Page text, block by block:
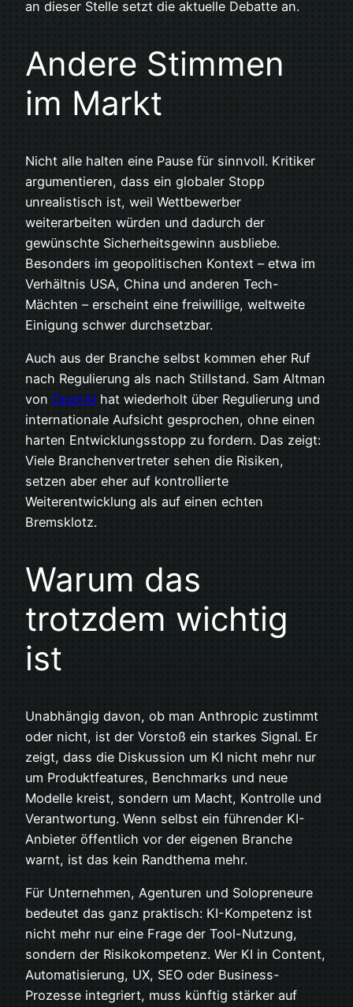
an dieser Stelle setzt die aktuelle Debatte an.
Andere Stimmen
im Markt
Nicht alle halten eine Pause für sinnvoll. Kritiker
argumentieren, dass ein globaler Stopp
unrealistisch ist, weil Wettbewerber
weiterarbeiten würden und dadurch der
gewünschte Sicherheitsgewinn ausbliebe.
Besonders im geopolitischen Kontext – etwa im
Verhältnis USA, China und anderen Tech-
Mächten – erscheint eine freiwillige, weltweite
Einigung schwer durchsetzbar.
Auch aus der Branche selbst kommen eher Ruf
nach Regulierung als nach Stillstand. Sam Altman
von OpenAI hat wiederholt über Regulierung und
internationale Aufsicht gesprochen, ohne einen
harten Entwicklungsstopp zu fordern. Das zeigt:
Viele Branchenvertreter sehen die Risiken,
setzen aber eher auf kontrollierte
Weiterentwicklung als auf einen echten
Bremsklotz.
Warum das
trotzdem wichtig
ist
Unabhängig davon, ob man Anthropic zustimmt
oder nicht, ist der Vorstoß ein starkes Signal. Er
zeigt, dass die Diskussion um KI nicht mehr nur
um Produktfeatures, Benchmarks und neue
Modelle kreist, sondern um Macht, Kontrolle und
Verantwortung. Wenn selbst ein führender KI-
Anbieter öffentlich vor der eigenen Branche
warnt, ist das kein Randthema mehr.
Für Unternehmen, Agenturen und Solopreneure
bedeutet das ganz praktisch: KI-Kompetenz ist
nicht mehr nur eine Frage der Tool-Nutzung,
sondern der Risikokompetenz. Wer KI in Content,
Automatisierung, UX, SEO oder Business-
Prozesse integriert, muss künftig stärker auf